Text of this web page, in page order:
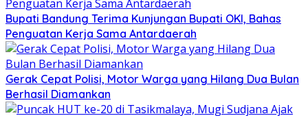
Bupati Bandung Terima Kunjungan Bupati OKI, Bahas
Penguatan Kerja Sama Antardaerah
Gerak Cepat Polisi, Motor Warga yang Hilang Dua Bulan
Berhasil Diamankan